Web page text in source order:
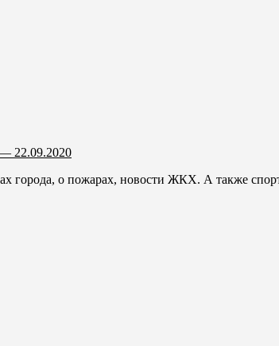
22.09.2020
города, о пожарах, новости ЖКХ. А также